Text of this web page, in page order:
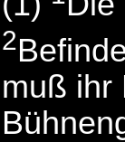
2
muß ihr